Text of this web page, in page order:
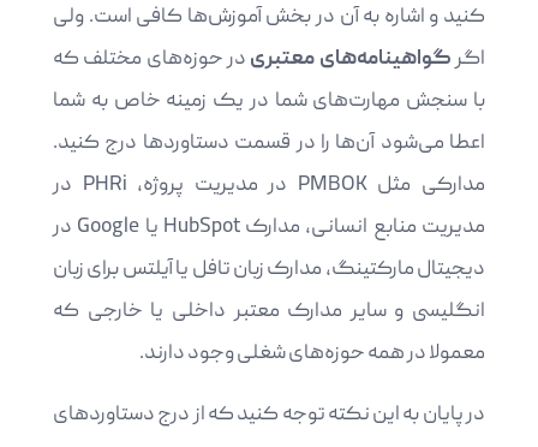
کنید و اشاره به آن در بخش آموزش‌ها کافی است. ولی
اگرگواهینامه‌های معتبری در حوزه‌های مختلف که
با سنجش مهار‌ت‌های شما در یک زمینه خاص به شما
اعطا می‌شود آن‌ها را در قسمت دستاوردها درج کنید.
مدارکی مثل PMBOK در مدیریت پروژه، PHRi در
مدیریت منابع انسانی، مدارک HubSpot یا Google در
دیجیتال مارکتینگ، مدارک زبان تافل یا آیلتس برای زبان
انگلیسی و سایر مدارک معتبر داخلی یا خارجی که
معمولا در همه حوزه‌های شغلی وجود دارند.
در پایان به این نکته توجه کنید که از درج دستاوردهای